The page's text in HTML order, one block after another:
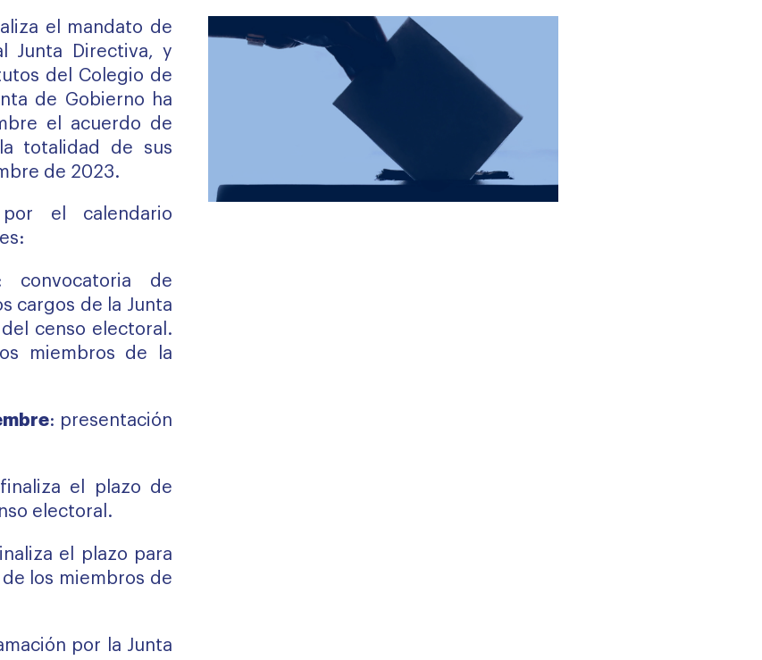
el mandato de
Junta Directiva, y
del Colegio de
de Gobierno ha
el acuerdo de
totalidad de sus
de 2023.
el calendario
convocatoria de
cargos de la Junta
censo electoral.
miembros de la
: presentación
el plazo de
electoral.
el plazo para
los miembros de
por la Junta